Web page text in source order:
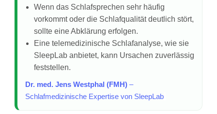
Wenn das Schlafsprechen sehr häufig
vorkommt oder die Schlafqualität deutlich stört,
sollte eine Abklärung erfolgen.
Eine telemedizinische Schlafanalyse, wie sie
SleepLab anbietet, kann Ursachen zuverlässig
feststellen.
Dr. med. Jens Westphal (FMH) –
Schlafmedizinische Expertise von SleepLab